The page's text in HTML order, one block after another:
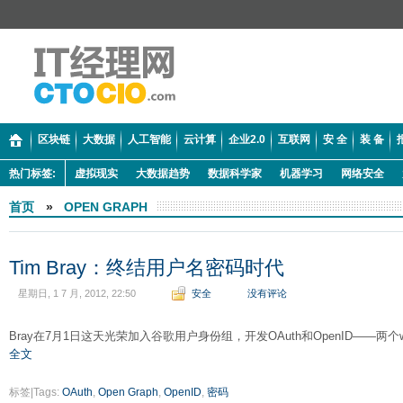
区块链 大数据 人工智能 云计算 企业2.0 互联网 安 全 装 备
热门标签: 虚拟现实 大数据趋势 数据科学家 机器学习 网络安全
首页 » OPEN GRAPH
Tim Bray：终结用户名密码时代
星期日, 1 7 月, 2012, 22:50 安全 没有评论
Bray在7月1日这天光荣加入谷歌用户身份组，开发OAuth和OpenID——两
全文
标签|Tags: OAuth, Open Graph, OpenID, 密码